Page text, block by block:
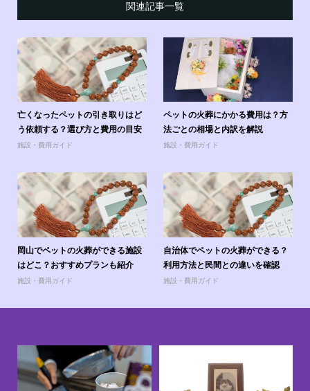
関連記事一覧
亡くなったペットの引き取りはど
う依頼する？選び方と費用の目安
施設・費用ガイド
ペットの火葬にかかる費用は？方
法ごとの相場と内訳を解説
施設・費用ガイド
岡山でペットの火葬ができる施設
はどこ？おすすめプランも紹介
施設・費用ガイド
自治体でペットの火葬ができる？
利用方法と民間との違いを確認
施設・費用ガイド